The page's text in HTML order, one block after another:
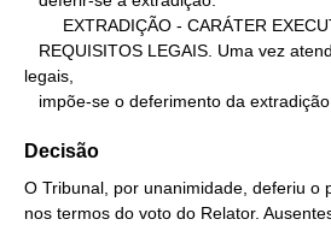
legais,
impõe-se o deferimento da
Decisão
O Tribunal, por unanimidade, deferiu o
nos termos do voto do Relator.